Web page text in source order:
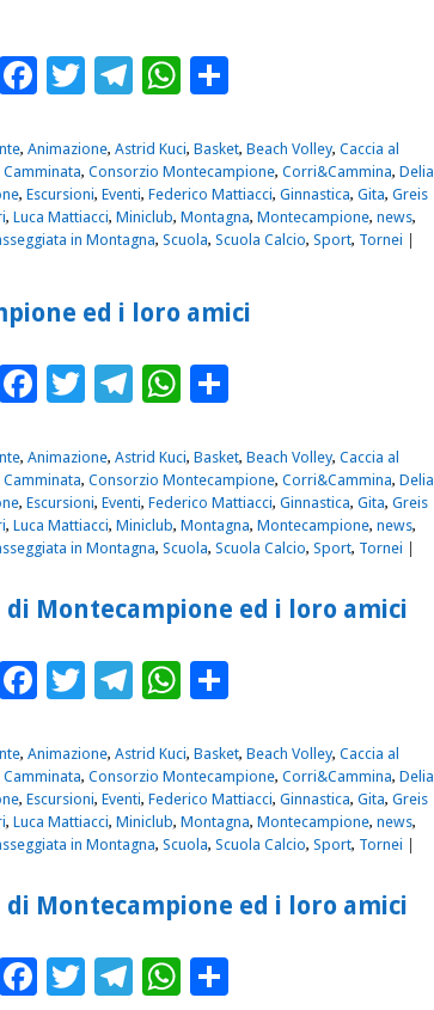
Facebook
Twitter
Telegram
WhatsApp
Condividi
, Animazione, Astrid Kuci, Basket, Beach Volley, Caccia al
Camminata, Consorzio Montecampione, Corri&Cammina, Delia
, Escursioni, Eventi, Federico Mattiacci, Ginnastica, Gita, Greis
, Luca Mattiacci, Miniclub, Montagna, Montecampione, news,
in Montagna, Scuola, Scuola Calcio, Sport, Tornei
ed i loro amici
Facebook
Twitter
Telegram
WhatsApp
Condividi
, Animazione, Astrid Kuci, Basket, Beach Volley, Caccia al
Camminata, Consorzio Montecampione, Corri&Cammina, Delia
, Escursioni, Eventi, Federico Mattiacci, Ginnastica, Gita, Greis
, Luca Mattiacci, Miniclub, Montagna, Montecampione, news,
in Montagna, Scuola, Scuola Calcio, Sport, Tornei
Montecampione ed i loro amici
Facebook
Twitter
Telegram
WhatsApp
Condividi
, Animazione, Astrid Kuci, Basket, Beach Volley, Caccia al
Camminata, Consorzio Montecampione, Corri&Cammina, Delia
, Escursioni, Eventi, Federico Mattiacci, Ginnastica, Gita, Greis
, Luca Mattiacci, Miniclub, Montagna, Montecampione, news,
in Montagna, Scuola, Scuola Calcio, Sport, Tornei
Montecampione ed i loro amici
Facebook
Twitter
Telegram
WhatsApp
Condividi